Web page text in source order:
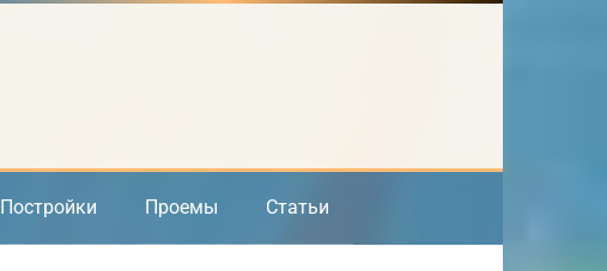
Постройки Проемы Статьи